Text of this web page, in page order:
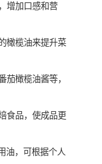
增加口感和营
橄榄油来提升菜
茄橄榄油酱等，
食品，使成品更
油，可根据个人